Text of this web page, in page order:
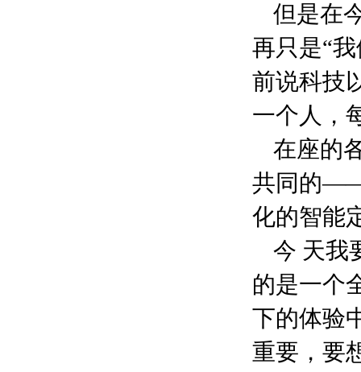
但是在
再只是“
前说科技
一个人，
在座的
共同的——
化的智能
今 天我
的是一个
下的体验
重要，要